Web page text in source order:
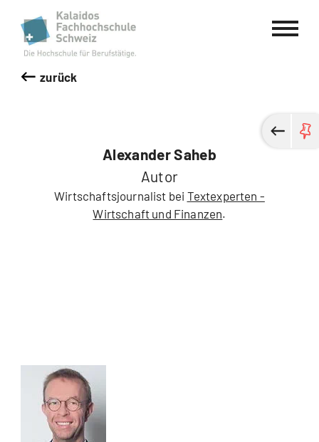
Kalaidos Fachhochschule Schweiz
zurück
Alexander Saheb
Autor
Wirtschaftsjournalist bei Textexperten -
Wirtschaft und Finanzen.